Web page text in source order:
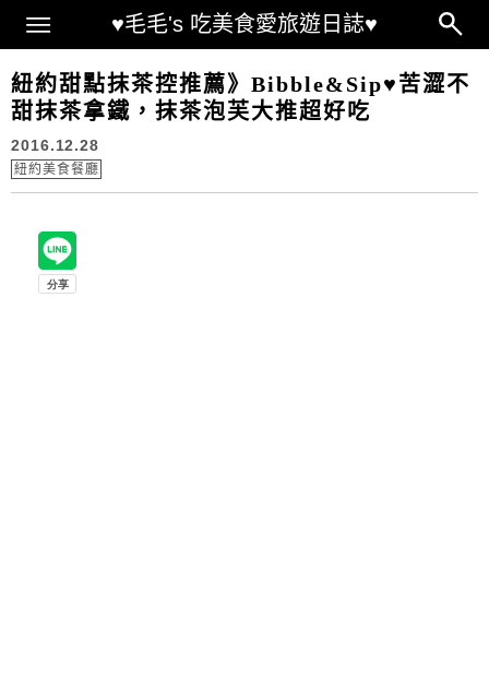
♥毛毛's 吃美食愛旅遊日誌♥
Main Menu
紐約甜點抹茶控推薦》Bibble&Sip♥苦澀不
甜抹茶拿鐵，抹茶泡芙大推超好吃
2016.12.28
紐約美食餐廳